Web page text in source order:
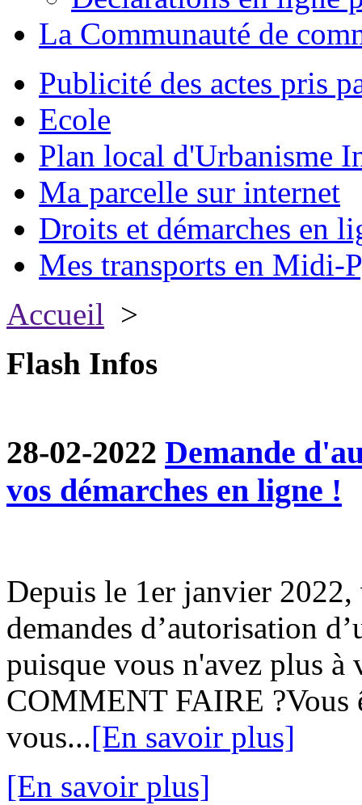
La Communauté de
Publicité des actes pris
Ecole
Plan local d'Urbanisme
Ma parcelle sur internet
Droits et démarches en
Mes transports en Midi-
Accueil >
Flash Infos
28-02-2022 Demande
vos démarches en ligne !
Depuis le 1er janvier
demandes d’autorisation
puisque vous n'avez plus à
COMMENT FAIRE ?Vous
vous...[En savoir plus]
[En savoir plus]